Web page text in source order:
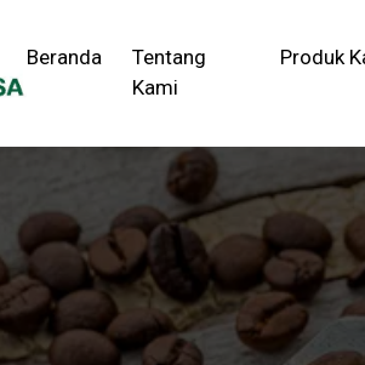
Beranda
Tentang
Kami
Produk